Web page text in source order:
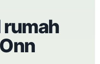
rumah